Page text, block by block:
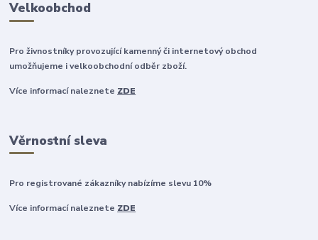
Velkoobchod
Pro živnostníky provozující kamenný či internetový obchod
umožňujeme i velkoobchodní odběr zboží.
Více informací naleznete ZDE
Věrnostní sleva
Pro registrované zákazníky nabízíme slevu 10%
Více informací naleznete ZDE